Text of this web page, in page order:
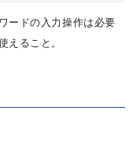
ードの入力操作は必要
ること。